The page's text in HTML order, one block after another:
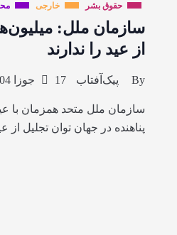
حقوق بشر خارجی
سازمان ملل:
از عید را ندارند
By پیک‌آفتاب 17 جوزا 1404
سازمان ملل متحد همزمان با
پناهنده در جهان توان تجلیل از